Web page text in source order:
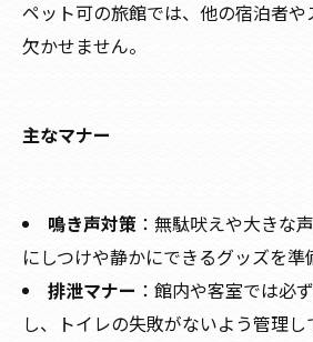
ペット可の旅館では、他の宿泊者
欠かせません。
主なマナー
鳴き声対策：無駄吠えや大きな
にしつけや静かにできるグッズを準
排泄マナー ：館内や客室では必
し、トイレの失敗がないよう管理し